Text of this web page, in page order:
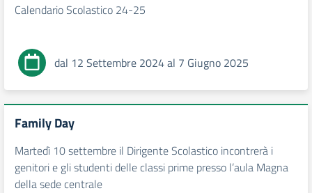
Calendario Scolastico 24-25
dal 12 Settembre 2024 al 7 Giugno 2025
Family Day
Martedì 10 settembre il Dirigente Scolastico incontrerà i
genitori e gli studenti delle classi prime presso l’aula Magna
della sede centrale